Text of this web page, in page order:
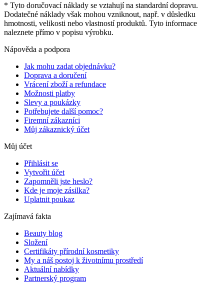
* Tyto doručovací náklady se vztahují na standardní dopravu.
Dodatečné náklady však mohou vzniknout, např. v důsledku
hmotnosti, velikosti nebo vlastností produktů. Tyto informace
naleznete přímo v popisu výrobku.
Nápověda a podpora
Jak mohu zadat objednávku?
Doprava a doručení
Vrácení zboží a refundace
Možnosti platby
Slevy a poukázky
Potřebujete další pomoc?
Firemní zákazníci
Můj zákaznický účet
Můj účet
Přihlásit se
Vytvořit účet
Zapomněli jste heslo?
Kde je moje zásilka?
Uplatnit poukaz
Zajímavá fakta
Beauty blog
Složení
Certifikáty přírodní kosmetiky
My a náš postoj k životnímu prostředí
Aktuální nabídky
Partnerský program